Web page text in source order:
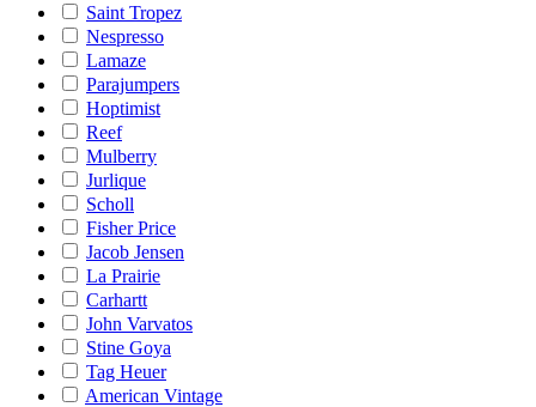
Saint Tropez
Nespresso
Lamaze
Parajumpers
Hoptimist
Reef
Mulberry
Jurlique
Scholl
Fisher Price
Jacob Jensen
La Prairie
Carhartt
John Varvatos
Stine Goya
Tag Heuer
American Vintage